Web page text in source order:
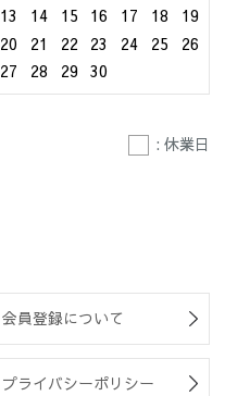
13
14 15 16 17 18
19
20
21 22 23 24 25
26
27
28 29 30
: 休業日
会員登録について
プライバシーポリシー